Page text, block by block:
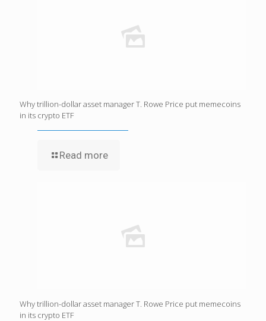
Why trillion-dollar asset manager T. Rowe Price put memecoins
in its crypto ETF
Read more
Why trillion-dollar asset manager T. Rowe Price put memecoins
in its crypto ETF